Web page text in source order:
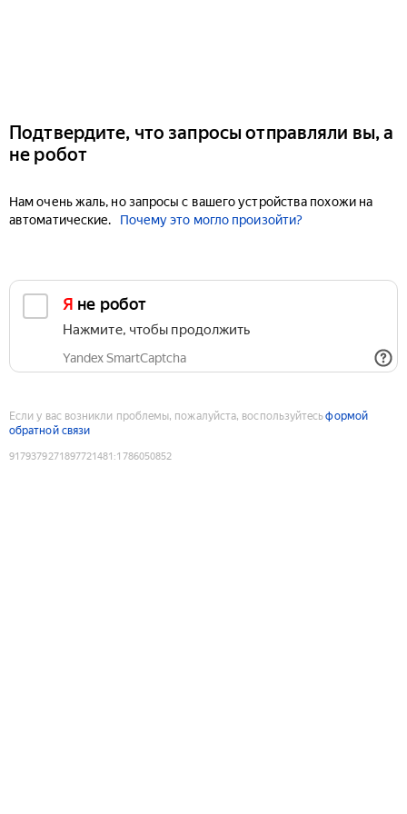
Подтвердите, что запросы отправляли вы, а
не робот
Нам очень жаль, но запросы с вашего устройства похожи на
автоматические.
Почему это могло произойти?
Я не робот
Нажмите, чтобы продолжить
Yandex SmartCaptcha
Если у вас возникли проблемы, пожалуйста, воспользуйтесьформой
обратной связи
9179379271897721481 :1786050852